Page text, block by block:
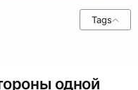
Tags
одной